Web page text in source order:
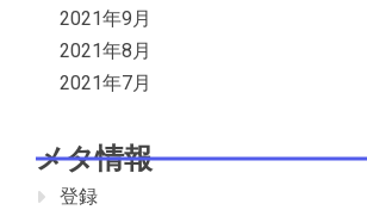
2021年9月
2021年8月
2021年7月
メタ情報
登録